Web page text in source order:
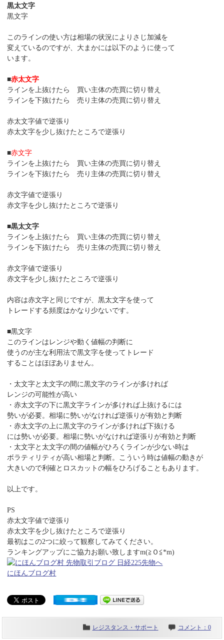
黒太文字
黒文字
このラインの使い方は相場の状況によりさじ加減を
変えているのですが、大まかには以下のように使って
います。
■赤太文字
ラインを上抜けたら 買い主体の売買に切り替え
ラインを下抜けたら 売り主体の売買に切り替え
赤太文字値で逆張り
赤太文字を少し抜けたところで逆張り
■赤文字
ラインを上抜けたら 買い主体の売買に切り替え
ラインを下抜けたら 売り主体の売買に切り替え
赤文字値で逆張り
赤文字を少し抜けたところで逆張り
■黒太文字
ラインを上抜けたら 買い主体の売買に切り替え
ラインを下抜けたら 売り主体の売買に切り替え
赤文字値で逆張り
赤文字を少し抜けたところで逆張り
内容は赤文字と同じですが、黒太文字を使って
トレードする頻度はかなり少ないです。
■黒文字
このラインはレンジや動く値幅の判断に
使うのが主な利用法で黒文字を使ってトレード
することはほぼありません。
・太文字と太文字の間に黒文字のラインが多ければ
レンジの可能性が高い
・赤太文字の下に黒文字ラインが多ければ上抜けるには
勢いが必要。相場に勢いがなければ逆張りが有効と判断
・赤太文字の上に黒文字のラインが多ければ下抜ける
には勢いが必要。相場に勢いがなければ逆張りが有効と判断
・太文字と太文字の間の値幅がひろくラインが少ない時は
ボラティリティが高い相場と判断。こういう時は値幅の動きが
大きいので利確とロスカットの幅をひろげることもあります。
以上です。
PS
赤太文字値で逆張り
赤太文字を少し抜けたところで逆張り
最初はこの2つに絞って観察してみてください。
ランキングアップにご協力お願い致しますm(≧Ｏ≦*m)
にほんブログ村
レジスタンス・サポート コメント：0